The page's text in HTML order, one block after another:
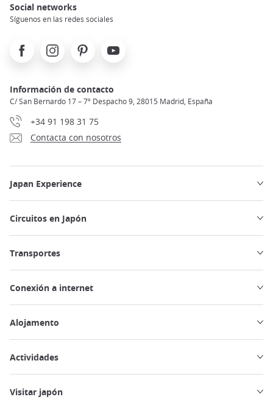
Social networks
Síguenos en las redes sociales
FacebookInstagramPinterest Youtube
Información de contacto
C/ San Bernardo 17 – 7º Despacho 9, 28015 Madrid, España
+34 91 198 31 75
Contacta con nosotros
Japan Experience
Circuitos en Japón
Transportes
Conexión a internet
Alojamento
Actividades
Visitar japón